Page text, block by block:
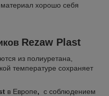
материал хорошо себя
Rezaw Plast
из полиуретана,
температуре сохраняет
в Европе, с соблюдением